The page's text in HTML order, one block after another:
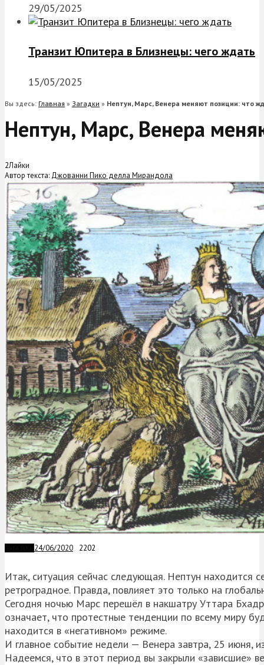
29/05/2025
Транзит Юпитера в Близнецы: чего ждать
15/05/2025
Вы здесь: Главная » Загадки » Нептун, Марс, Венера меняют позиции: что
Нептун, Марс, Венера
2Лайки
Автор текста: Джованни Пико делла Мирандола
24/06/2020 2202
Итак, ситуация сейчас следующая. Нептун находится
ретроградное. Правда, повлияет это только на
Сегодня ночью Марс перешёл в накшатру Уттара
означает, что протестные тенденции по всему миру
находится в «негативном» режиме.
И главное событие недели — Венера завтра, 25 июня,
Надеемся, что в этот период вы закрыли «зависшие»